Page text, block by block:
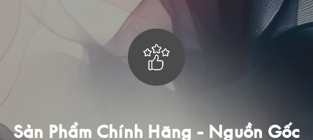
Gốc Trải Nghiệm Mua Sắm Đẳng